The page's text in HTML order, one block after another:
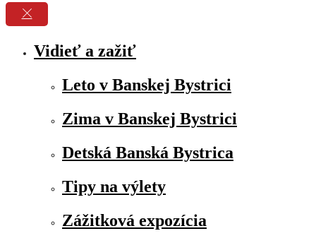
Vidieť a zažiť
Leto v Banskej Bystrici
Zima v Banskej Bystrici
Detská Banská Bystrica
Tipy na výlety
Zážitková expozícia